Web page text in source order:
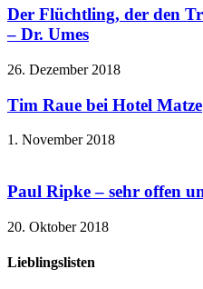
Der Flüchtling, der den
– Dr. Umes
26. Dezember 2018
Tim Raue bei Hotel Matze
1. November 2018
Paul Ripke – sehr offen
20. Oktober 2018
Lieblingslisten